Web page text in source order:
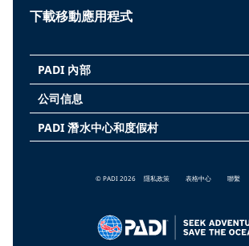
下載移動應用程式
PADI 內部
公司信息
PADI 潛水中心和度假村
© PADI 2026 隱私政策 表格中心 聯繫